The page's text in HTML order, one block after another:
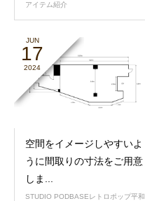
アイテム紹介
JUN
17
2024
空間をイメージしやすいよ
うに間取りの寸法をご用意
しま...
STUDIO PODBASEレトロポップ平和